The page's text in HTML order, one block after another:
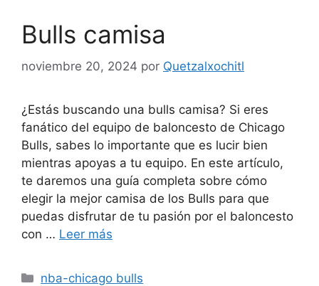
Bulls camisa
noviembre 20, 2024 por Quetzalxochitl
¿Estás buscando una bulls camisa? Si eres
fanático del equipo de baloncesto de Chicago
Bulls, sabes lo importante que es lucir bien
mientras apoyas a tu equipo. En este artículo,
te daremos una guía completa sobre cómo
elegir la mejor camisa de los Bulls para que
puedas disfrutar de tu pasión por el baloncesto
con … Leer más
Categorías
nba-chicago bulls